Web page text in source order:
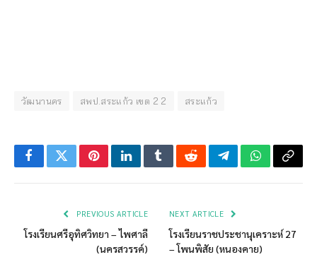
วัฒนานคร สพป.สระแก้ว เขต 2 2 สระแก้ว
FacebookTwitterPinterestLinkedInTumblrRedditTelegramWhatsApp
Copy
PREVIOUS ARTICLE
โรงเรียนศรีอุทิศวิทยา – ไพศาลี
(นครสวรรค์)
NEXT ARTICLE
โรงเรียนราชประชานุเคราะห์ 27
– โพนพิสัย (หนองคาย)